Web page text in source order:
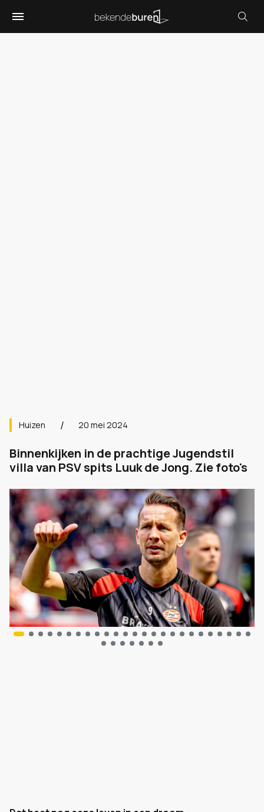
Huizen 20 mei 2024
Binnenkijken in de prachtige Jugendstil
villa van PSV spits Luuk de Jong. Zie foto's